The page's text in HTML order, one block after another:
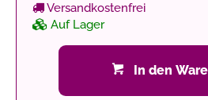
Versandkostenfrei
Auf Lager
In den